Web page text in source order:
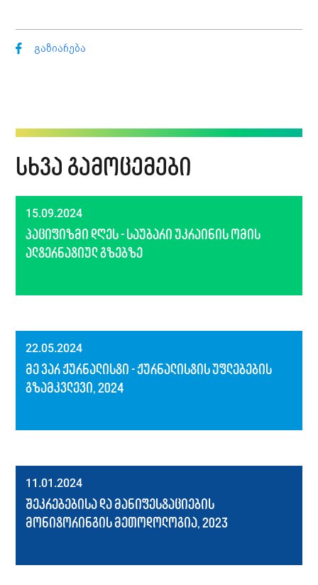
გაზიარება
სხვა გამოცემები
15.09.2024
პაციფიზმი დღეს - საუბარი უკრაინის ომის
ალტერნატიულ გზებზე
22.05.2024
მე ვარ ჟურნალისტი - ჟურნალისტის უფლებების
გზამკვლევი, 2024
11.01.2024
შეკრებებისა და მანიფესტაციების
მონიტორინგის მეთოდოლოგია, 2023